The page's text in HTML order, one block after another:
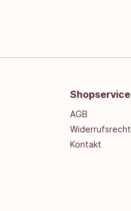
Shopservice
AGB
Widerrufsrecht
Kontakt